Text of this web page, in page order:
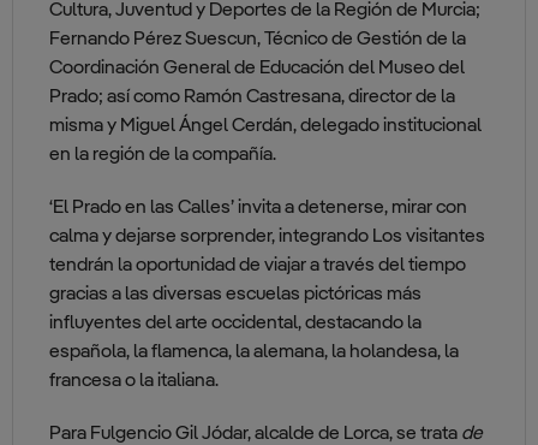
Cultura, Juventud y Deportes de la Región de Murcia;
Fernando Pérez Suescun, Técnico de Gestión de la
Coordinación General de Educación del Museo del
Prado; así como Ramón Castresana, director de la
misma y Miguel Ángel Cerdán, delegado institucional
en la región de la compañía.
‘El Prado en las Calles’ invita a detenerse, mirar con
calma y dejarse sorprender, integrando Los visitantes
tendrán la oportunidad de viajar a través del tiempo
gracias a las diversas escuelas pictóricas más
influyentes del arte occidental, destacando la
española, la flamenca, la alemana, la holandesa, la
francesa o la italiana.
Para Fulgencio Gil Jódar, alcalde de Lorca, se trata de